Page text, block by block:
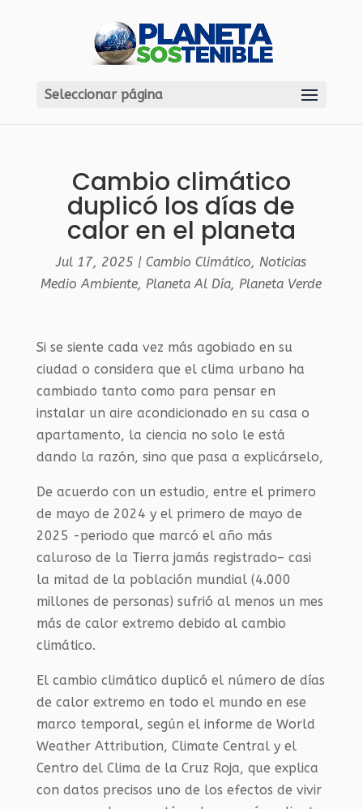
Seleccionar página
Cambio climático
duplicó los días de
calor en el planeta
Jul 17, 2025 |Cambio Climático,Noticias
Medio Ambiente,Planeta Al Día,Planeta Verde
Si se siente cada vez más agobiado en su
ciudad o considera que el clima urbano ha
cambiado tanto como para pensar en
instalar un aire acondicionado en su casa o
apartamento, la ciencia no solo le está
dando la razón, sino que pasa a explicárselo,
De acuerdo con un estudio, entre el primero
de mayo de 2024 y el primero de mayo de
2025 -periodo que marcó el año más
caluroso de la Tierra jamás registrado– casi
la mitad de la población mundial (4.000
millones de personas) sufrió al menos un mes
más de calor extremo debido al cambio
climático.
El cambio climático duplicó el número de días
de calor extremo en todo el mundo en ese
marco temporal, según el informe de World
Weather Attribution, Climate Central y el
Centro del Clima de la Cruz Roja, que explica
con datos precisos uno de los efectos de vivir